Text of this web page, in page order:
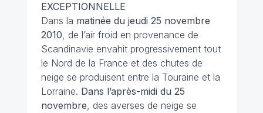
EXCEPTIONNELLE
Dans la matinée du jeudi 25 novembre
2010, de l’air froid en provenance de
Scandinavie envahit progressivement tout
le Nord de la France et des chutes de
neige se produisent entre la Touraine et la
Lorraine. Dans l’après-midi du 25
novembre, des averses de neige se